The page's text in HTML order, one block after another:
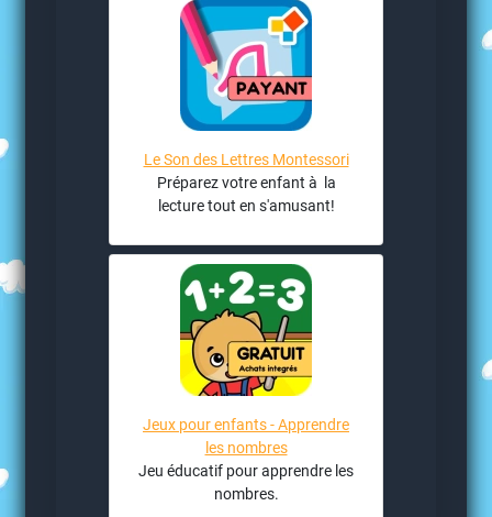
Le Son des Lettres Montessori
Préparez votre enfant à la
lecture tout en s'amusant!
Jeux pour enfants - Apprendre
les nombres
Jeu éducatif pour apprendre les
nombres.